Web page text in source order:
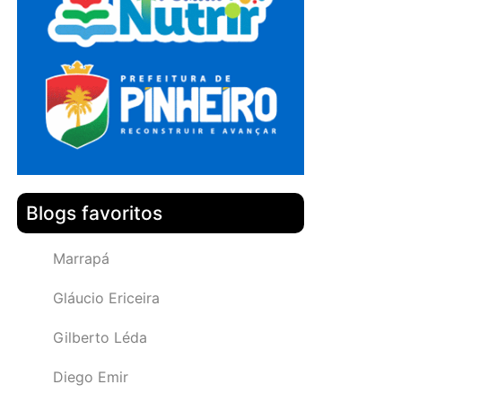
Blogs favoritos
Marrapá
Gláucio Ericeira
Gilberto Léda
Diego Emir